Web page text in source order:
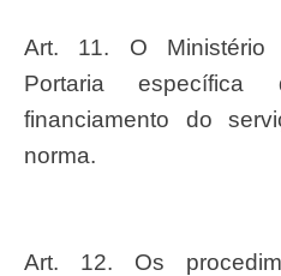
Art. 11. O Ministério da Saúde publicará
Portaria
financiamento do
norma.
Art. 12. Os procedimentos referentes ao